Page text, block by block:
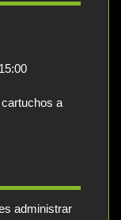
a
administrar